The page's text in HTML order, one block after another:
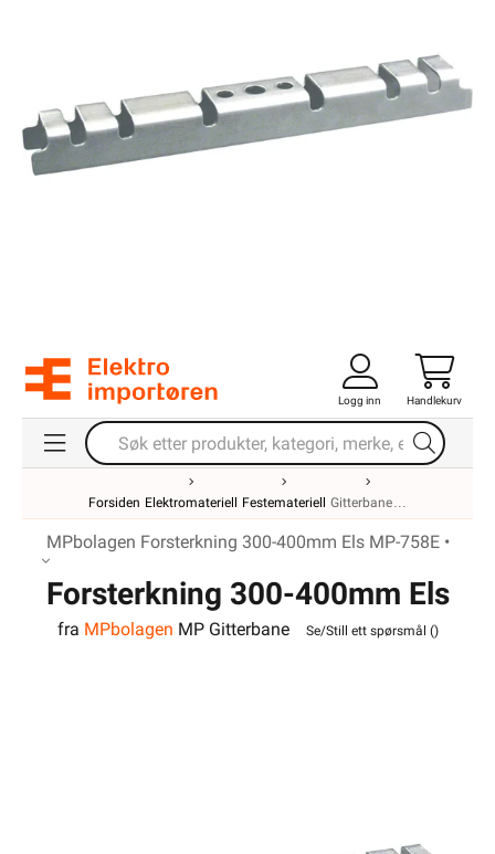
Logg inn Handlekurv
Forsiden Elektromateriell Festemateriell Gitterbane
MPbolagen Forsterkning 300-400mm Els MP-758E •
Forsterkning 300-400mm Els
MP-758E
fra MPbolagen MP Gitterbane Se/Still ett spørsmål ()